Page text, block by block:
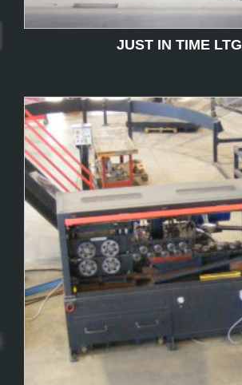
JUST IN TIME LTG